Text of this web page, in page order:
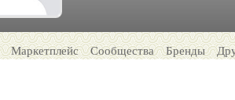
Маркетплейс Сообщества Бренды